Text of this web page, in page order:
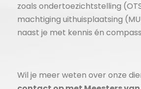
zoals ondertoezichtstelling
machtiging uithuisplaatsing
naast je met kennis én
Wil je meer weten over onze